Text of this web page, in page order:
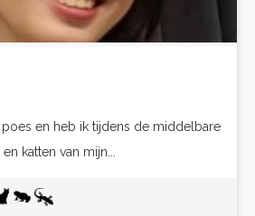
poes en heb ik tijdens de middelbare
katten van mijn...